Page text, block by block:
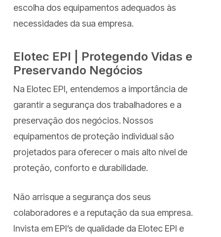
escolha dos equipamentos adequados às
necessidades da sua empresa.
Elotec EPI | Protegendo Vidas e
Preservando Negócios
Na Elotec EPI, entendemos a importância de
garantir a segurança dos trabalhadores e a
preservação dos negócios. Nossos
equipamentos de proteção individual são
projetados para oferecer o mais alto nível de
proteção, conforto e durabilidade.
Não arrisque a segurança dos seus
colaboradores e a reputação da sua empresa.
Invista em EPI’s de qualidade da Elotec EPI e